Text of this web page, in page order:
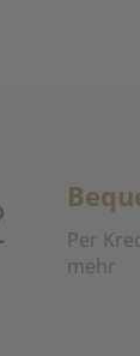
Per
mehr